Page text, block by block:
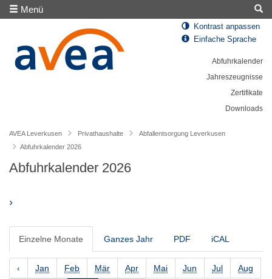
Menü
Kontrast anpassen
Einfache Sprache
Abfuhrkalender
Jahreszeugnisse
Zertifikate
Downloads
AVEA Leverkusen Privathaushalte
Abfallentsorgung Leverkusen
Abfuhrkalender 2026
Abfuhrkalender 2026
›
Einzelne Monate Ganzes Jahr PDF iCAL
‹ Jan Feb Mär Apr Mai Jun Jul Aug